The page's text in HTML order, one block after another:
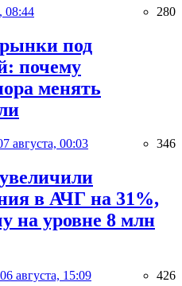
08:44 280
под
почему
менять
августа, 00:03 346
в АЧГ на 31%,
на уровне 8 млн
06 августа, 15:09 426